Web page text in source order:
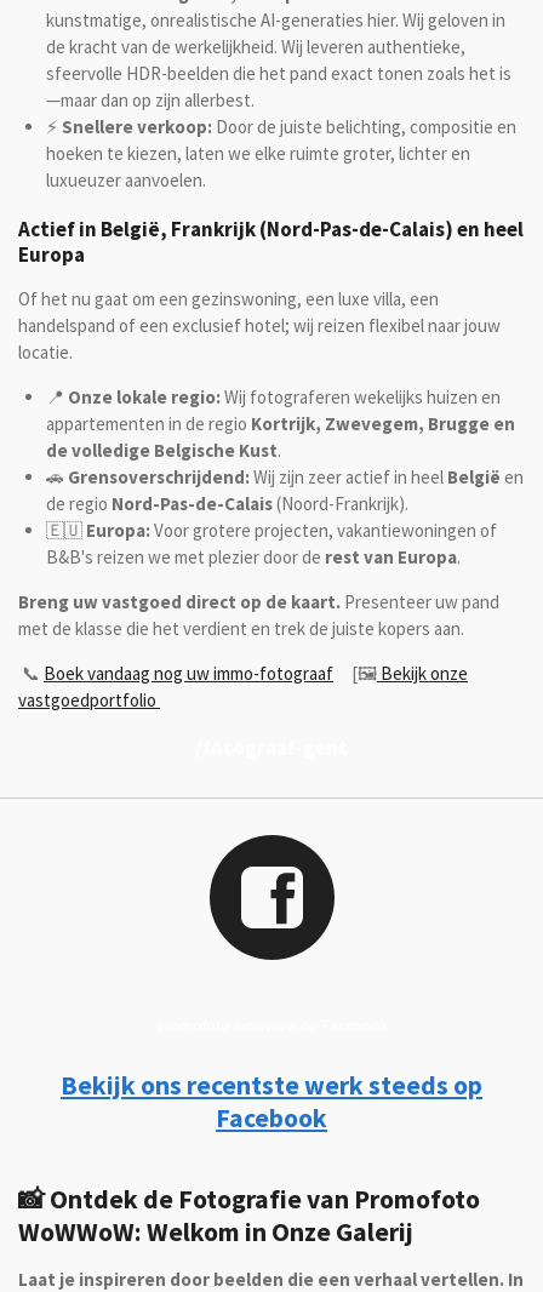
kunstmatige, onrealistische AI-generaties hier. Wij geloven in
de kracht van de werkelijkheid. Wij leveren authentieke,
sfeervolle HDR-beelden die het pand exact tonen zoals het is
—maar dan op zijn allerbest.
⚡ Snellere verkoop:Door de juiste belichting, compositie en
hoeken te kiezen, laten we elke ruimte groter, lichter en
luxueuzer aanvoelen.
Actief in België, Frankrijk (Nord-Pas-de-Calais) en heel
Europa
Of het nu gaat om een gezinswoning, een luxe villa, een
handelspand of een exclusief hotel; wij reizen flexibel naar jouw
locatie.
📍 Onze lokale regio:Wij fotograferen wekelijks huizen en
appartementen in de regio Kortrijk, Zwevegem, Brugge en
de volledige Belgische Kust.
🚗 Grensoverschrijdend:Wij zijn zeer actief in heel België en
de regio Nord-Pas-de-Calais(Noord-Frankrijk).
🇪🇺 Europa:Voor grotere projecten, vakantiewoningen of
B&B's reizen we met plezier door de rest van Europa.
Breng uw vastgoed direct op de kaart. Presenteer uw pand
met de klasse die het verdient en trek de juiste kopers aan.
📞 Boek vandaag nog uw immo-fotograaf [🖼️ Bekijk onze
vastgoedportfolio
Bekijk ons recentste werk steeds op
Facebook
📸 Ontdek de Fotografie van Promofoto
WoWWoW: Welkom in Onze Galerij
Laat je inspireren door beelden die een verhaal vertellen. In